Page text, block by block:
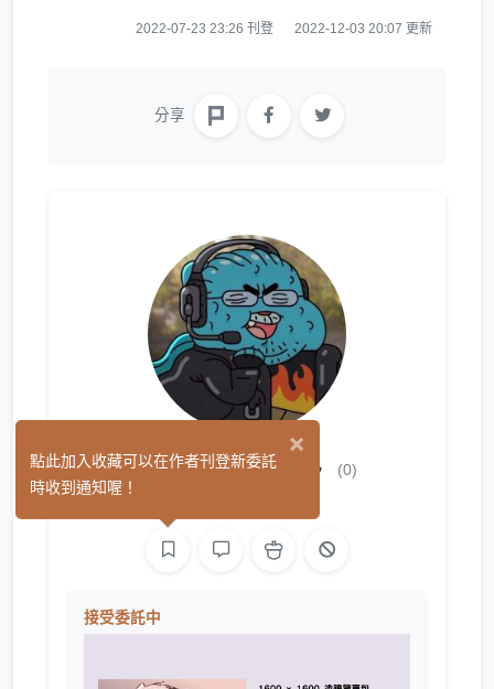
2022-07-23 23:26 刊登 2022-12-03 20:07 更新
分享
初老のおっさん (0)
接受委託中
×
點此加入收藏可以在作者刊登新委託
時收到通知喔！